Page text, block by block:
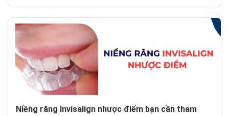
Niềng răng Invisalign nhược điểm bạn cần tham